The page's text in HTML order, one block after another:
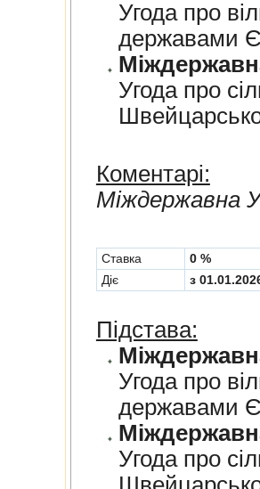
Угода про
державами
Угода про
Коментарі:
Мiждержавна
Cтавка
0 %
Діє
з
Підстава:
Угода про
державами
Угода про